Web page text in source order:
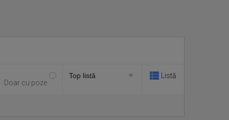
Doar cu poze
Listă